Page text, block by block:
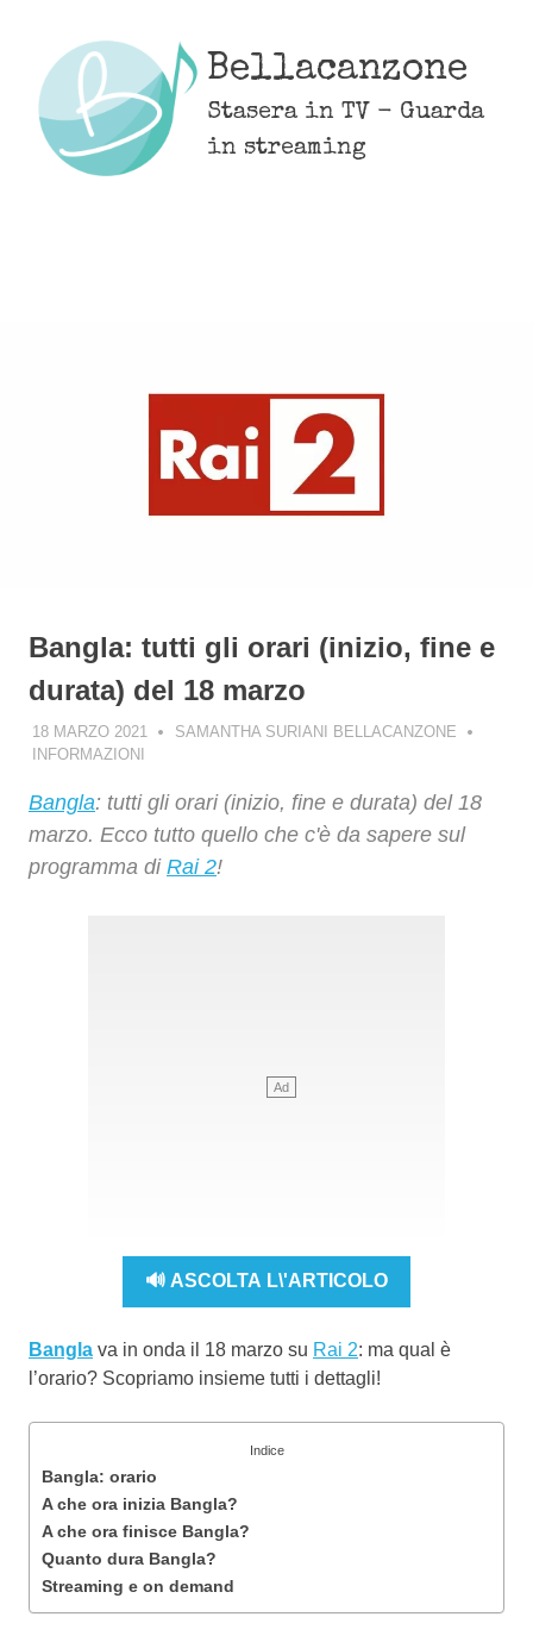
content
Bellacanzone
Stasera in TV - Guarda
in streaming
Bangla: tutti gli orari (inizio, fine e
durata) del 18 marzo
18 MARZO 2021
SAMANTHA SURIANI BELLACANZONE
INFORMAZIONI
Bangla: tutti gli orari (inizio, fine e durata) del 18
marzo. Ecco tutto quello che c'è da sapere sul
programma di Rai 2!
🔊 ASCOLTA L\'ARTICOLO
Bangla va in onda il 18 marzo su Rai 2: ma qual è
l’orario? Scopriamo insieme tutti i dettagli!
Indice
Bangla: orario
A che ora inizia Bangla?
A che ora finisce Bangla?
Quanto dura Bangla?
Streaming e on demand